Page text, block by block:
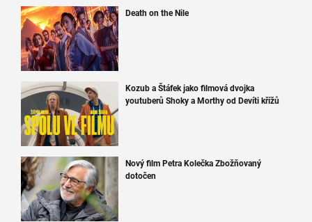
Death on the Nile
Kozub a Štáfek jako filmová dvojka
youtuberů Shoky a Morthy od Devíti křížů
Nový film Petra Kolečka Zbožňovaný
dotočen